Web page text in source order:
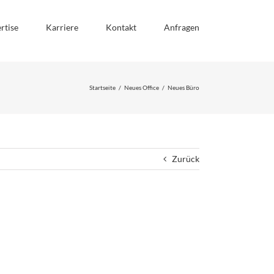
Karriere Kontakt Anfragen
Startseite / Neues Office / Neues Büro
Zurück